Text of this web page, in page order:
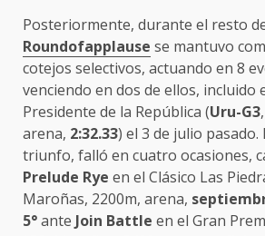
Posteriormente, durante el resto
Roundofapplause se mantuvo
cotejos selectivos, actuando en 8
venciendo en dos de ellos, incluido
Presidente de la República (Uru-G3
arena, 2:32.33) el 3 de julio pasado.
triunfo, falló en cuatro ocasiones,
Prelude Rye en el Clásico Las
Maroñas, 2200m, arena,
5°ante Join Battle en el Gran